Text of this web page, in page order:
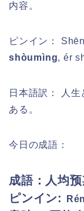
内容。
ピンイン：
shòumìng, ér
日本語訳： 人生
ある。
今日の成語：
成語：人均
ピンイン: